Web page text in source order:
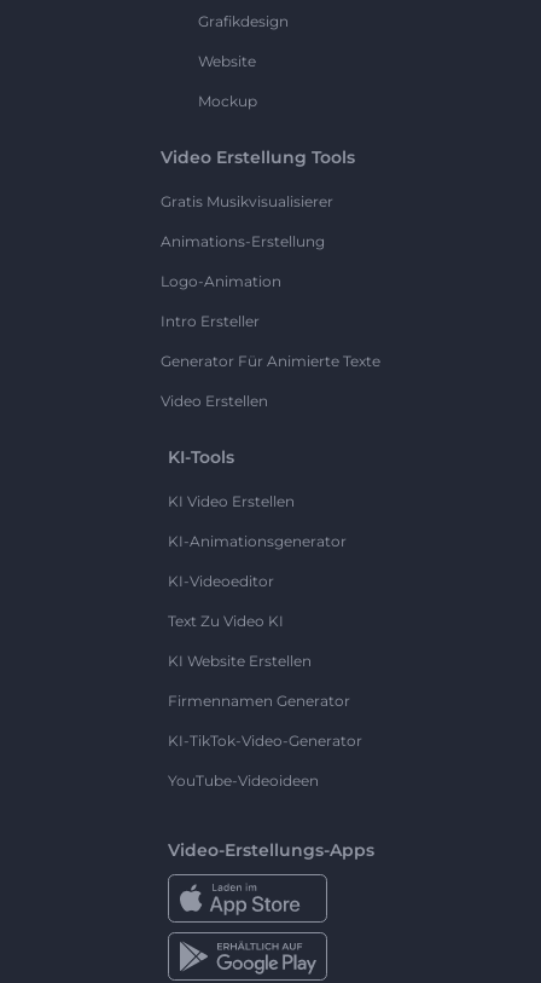
Grafikdesign
Website
Mockup
Video Erstellung Tools
Gratis Musikvisualisierer
Animations-Erstellung
Logo-Animation
Intro Ersteller
Generator Für Animierte Texte
Video Erstellen
KI-Tools
KI Video Erstellen
KI-Animationsgenerator
KI-Videoeditor
Text Zu Video KI
KI Website Erstellen
Firmennamen Generator
KI-TikTok-Video-Generator
YouTube-Videoideen
Video-Erstellungs-Apps